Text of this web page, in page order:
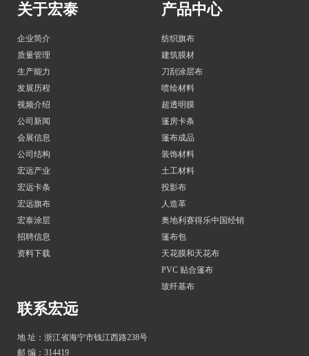
关于宏泰
企业简介
质量管理
生产能力
发展历程
视频介绍
公司新闻
会展信息
公司结构
宏远产业
宏远卡条
宏远旗布
宏泰涂层
招聘信息
资料下载
产品中心
纺织旗布
建筑膜材
刀刮涂层布
喷绘材料
超透明膜
篷房卡条
篷布成品
装饰材料
土工材料
投影布
人造革
奥地利赛得乐中国经销
篷布包
天花膜和天花布
PVC 贴合篷布
玻纤基布
联系宏远
地 址：浙江省海宁市钱江西路238号
邮 编：314419